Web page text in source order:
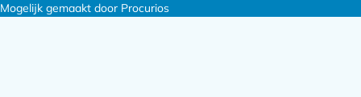
Facebook
LinkedIn
X
navigatie
Mogelijk gemaakt door Procurios